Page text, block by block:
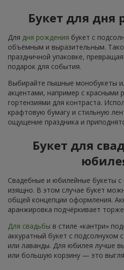
Букет для дня
Для дня рождения букет с
объёмным и выразительным.
праздничной упаковке,
подарок для события.
Выбирайте пышные монобукеты
акцентами, например с красными
гортензиями для контраста.
крафтовую бумагу и стильную
ощущение праздника и
Букет для
Свадебные и юбилейные букеты с
изящно. В этом случае букет
общей концепции оформления.
аранжировка подчёркивает
Для свадьбы в стиле «кантри»
аккуратный букет с подсолнухом
или лаванды. Для юбилея лучше
или большую корзину — это